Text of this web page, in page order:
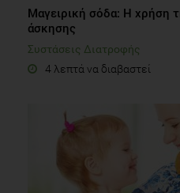
Μαγειρική σόδα: Η χρήση
άσκησης
Συστάσεις Διατροφής
4 λεπτά να διαβαστεί